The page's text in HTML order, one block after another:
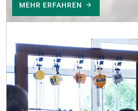
MEHR ERFAHREN